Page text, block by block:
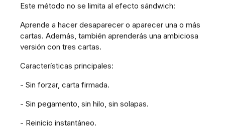
Este método no se limita al efecto sándwich:
Aprende a hacer desaparecer o aparecer una o más
cartas. Además, también aprenderás una ambiciosa
versión con tres cartas.
Características principales:
- Sin forzar, carta firmada.
- Sin pegamento, sin hilo, sin solapas.
- Reinicio instantáneo.